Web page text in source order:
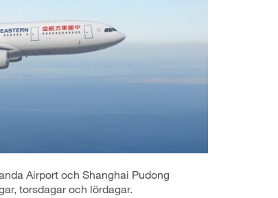
Airport och Shanghai Pudong
torsdagar och lördagar.